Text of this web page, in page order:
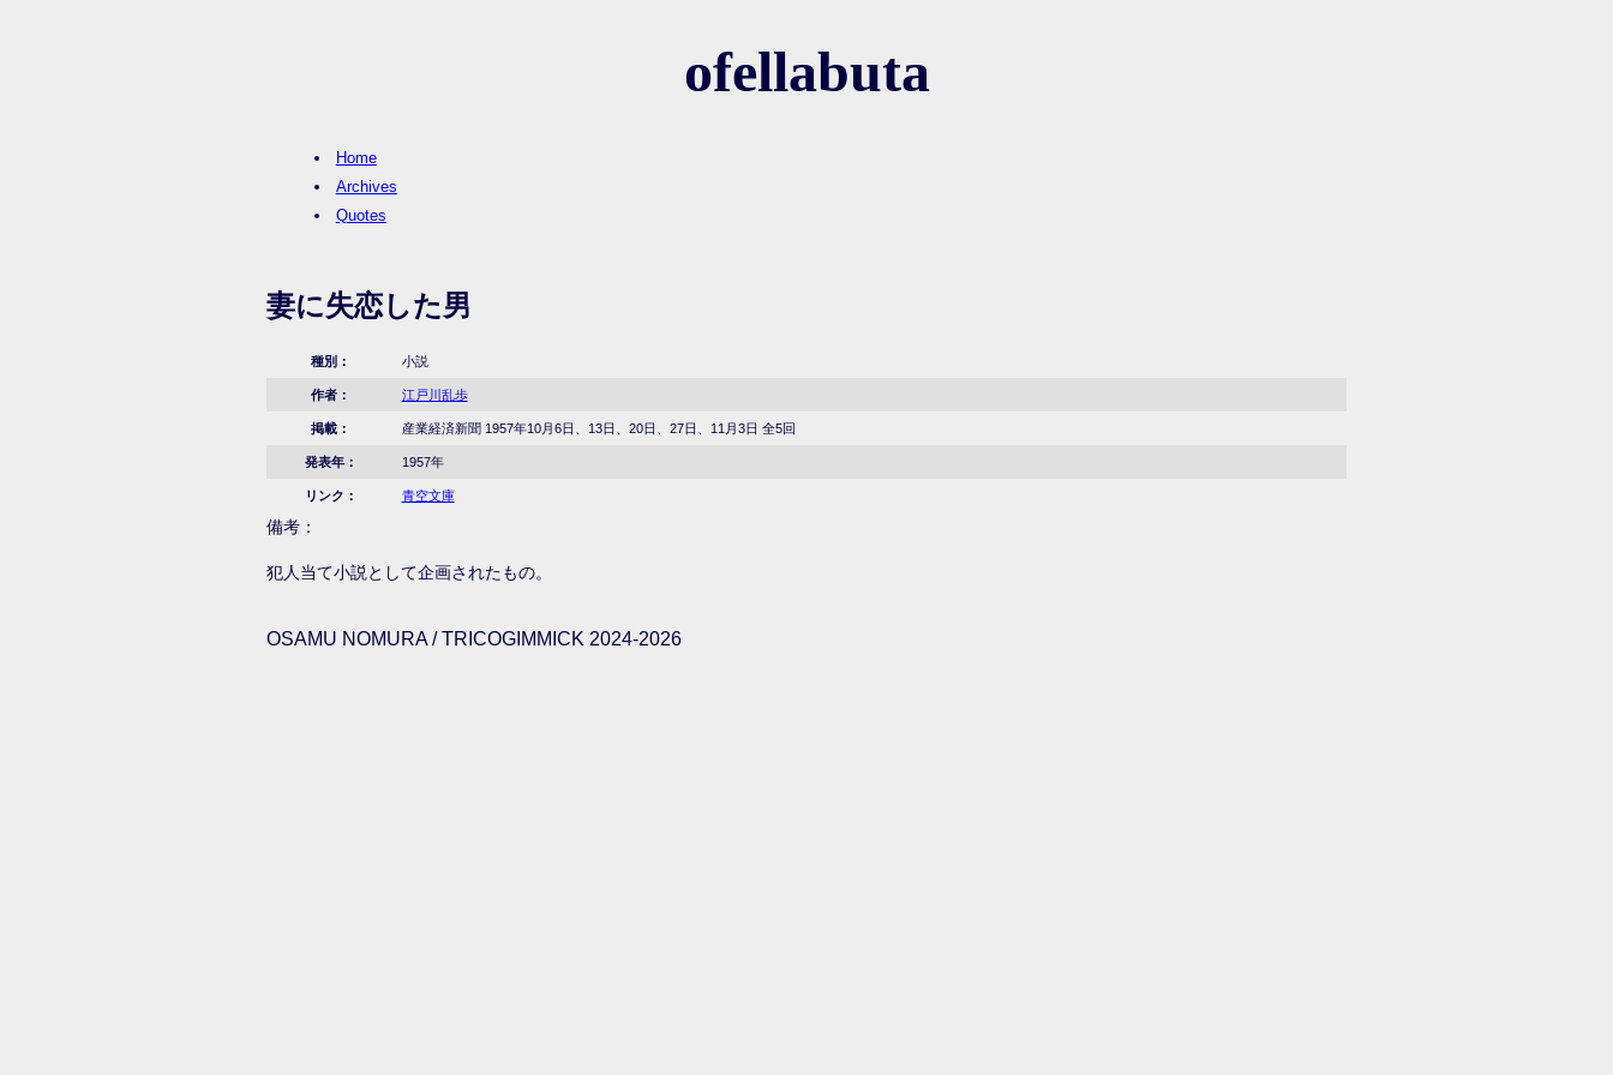
ofellabuta
Home
Archives
Quotes
妻に失恋した男
種別： 小説
作者： 江戸川乱歩
掲載： 産業経済新聞 1957年10月6日、13日、20日、27日、11月3日 全5回
発表年： 1957年
リンク： 青空文庫
備考：
犯人当て小説として企画されたもの。
OSAMU NOMURA / TRICOGIMMICK 2024-2026